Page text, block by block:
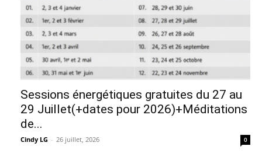
Sessions énergétiques gratuites du 27 au
29 Juillet(+dates pour 2026)+Méditations
de...
Cindy LG - 26 juillet, 2026 0